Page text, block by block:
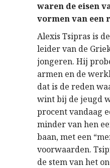
waren de eisen
vormen van een
Alexis Tsipras is
leider van de
jongeren. Hij
armen en de
dat is de reden
wint bij de jeugd
procent vandaag
minder van hen
baan, met een
voorwaarden.
de stem van het